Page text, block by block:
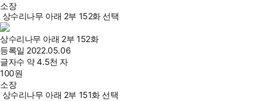
소장
상수리나무 아래 2부 152화 선택
상수리나무 아래 2부 152화
등록일 2022.05.06
글자수 약 4.5천 자
100원
소장
상수리나무 아래 2부 151화 선택